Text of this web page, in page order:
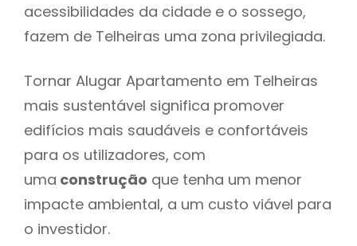
acessibilidades da cidade e o sossego,
fazem de Telheiras uma zona privilegiada.
Tornar Alugar Apartamento em Telheiras
mais sustentável significa promover
edifícios mais saudáveis e confortáveis
para os utilizadores, com
uma construção que tenha um menor
impacte ambiental, a um custo viável para
o investidor.